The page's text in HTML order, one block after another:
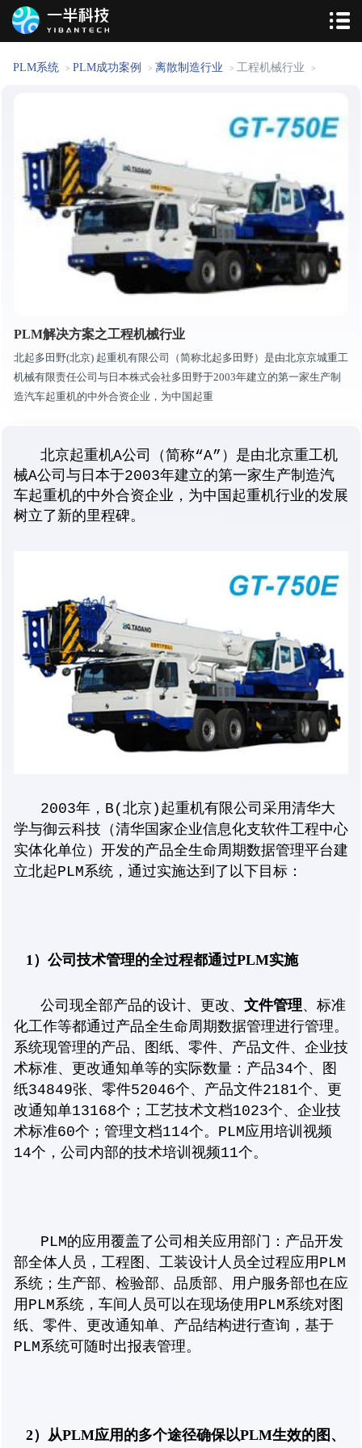
PLM系统 > PLM成功案例 > 离散制造行业 > 工程机械行业 >
PLM解决方案之工程机械行业
北起多田野(北京) 起重机有限公司（简称北起多田野）是由北京京城重工
机械有限责任公司与日本株式会社多田野于2003年建立的第一家生产制
造汽车起重机的中外合资企业，为中国起重
北京起重机A公司（简称“A”）是由北京重工机
械A公司与日本于2003年建立的第一家生产制造汽
车起重机的中外合资企业，为中国起重机行业的发展
树立了新的里程碑。
2003年，B(北京)起重机有限公司采用清华大
学与御云科技 （清华国家企业信息化支软件工程中心
实体化单位）开发的产品全生命周期数据管理平台建
立北起PLM系统，通过实施达到了以下目标：
1）公司技术管理的全过程都通过PLM实施
公司现全部产品的设计、更改、 文件管理、标准
化工作等都通过产品全生命周期数据管理进行管理。
系统现管理的产品、图纸、零件、产品文件、企业技
术标准、更改通知单等的实际数量：产品34个、图
纸34849张、零件52046个、产品文件2181个、更
改通知单13168个；工艺技术文档1023个、企业技
术标准60个；管理文档114个。PLM应用培训视频
14个，公司内部的技术培训视频11个。
PLM的应用覆盖了公司相关应用部门：产品开发
部全体人员，工程图、工装设计人员全过程应用PLM
系统；生产部、检验部、品质部、用户服务部也在应
用PLM系统，车间人员可以在现场使用PLM系统对图
纸、零件、更改通知单、产品结构进行查询，基于
PLM系统可随时出报表管理。
2）从PLM应用的多个途径确保以PLM生效的图、